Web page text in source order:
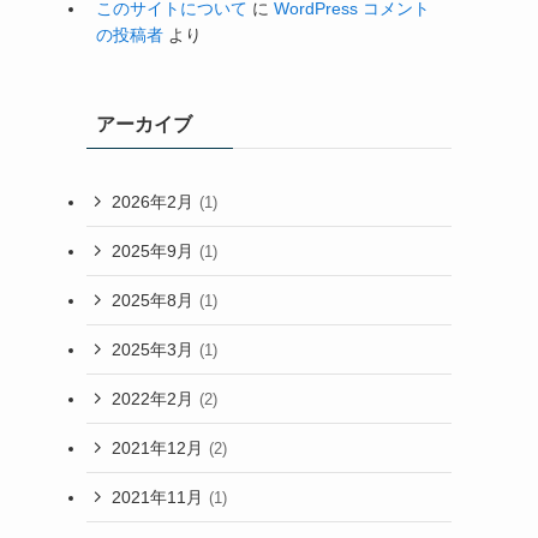
このサイトについて に WordPress コメント
の投稿者 より
アーカイブ
2026年2月 (1)
2025年9月 (1)
2025年8月 (1)
2025年3月 (1)
2022年2月 (2)
2021年12月 (2)
2021年11月 (1)